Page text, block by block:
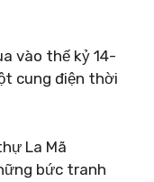
vào thế kỷ 14-
cung điện thời
La Mã
bức tranh